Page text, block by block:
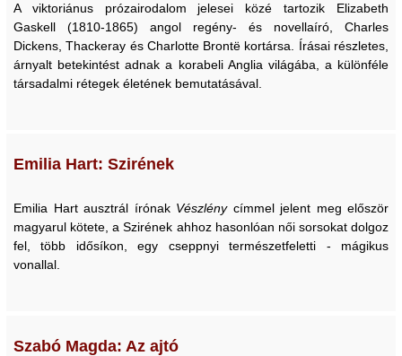
A viktoriánus prózairodalom jelesei közé tartozik Elizabeth
Gaskell (1810-1865) angol regény- és novellaíró, Charles
Dickens, Thackeray és Charlotte Brontë kortársa. Írásai részletes,
árnyalt betekintést adnak a korabeli Anglia világába, a különféle
társadalmi rétegek életének bemutatásával.
Emilia Hart: Szirének
Emilia Hart ausztrál írónak Vészlénycímmel jelent meg először
magyarul kötete, a Szirének ahhoz hasonlóan női sorsokat dolgoz
fel, több idősíkon, egy cseppnyi természetfeletti - mágikus
vonallal.
Szabó Magda: Az ajtó